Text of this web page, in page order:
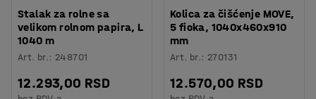
Stalak za rolne sa
velikom rolnom papira, L
1040 m
Art. br.: 248701
12.293,00 RSD
Kolica za čišćenje MOVE,
5 fioka, 1040x460x910
mm
Art. br.: 270131
12.570,00 RSD